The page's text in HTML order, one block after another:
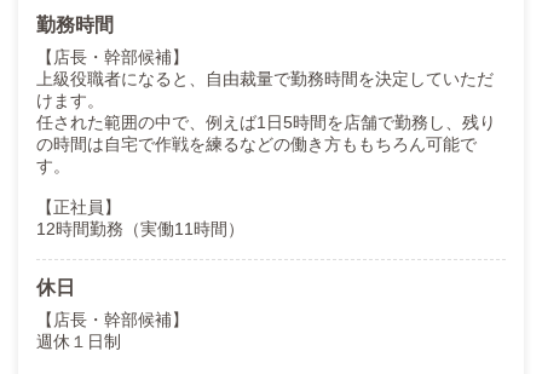
【主な業務】
・バナー制作
・HPデザイン作成・編集
・告知ポップ制作
・イベントビジュアル制作
“見せ方”で成果を変える重要ポジションです。
━━━━━━━━━━
■ カメラマン
【役割】
営業・求人双方の成果を支える撮影専門職。
【主な業務】
・宣材写真撮影
勤務時間
【店長・幹部候補】
上級役職者になると、自由裁量で勤務時間を決定していただ
けます。
任された範囲の中で、例えば1日5時間を店舗で勤務し、残り
の時間は自宅で作戦を練るなどの働き方ももちろん可能で
す。
【正社員】
12時間勤務（実働11時間）
休日
【店長・幹部候補】
週休１日制